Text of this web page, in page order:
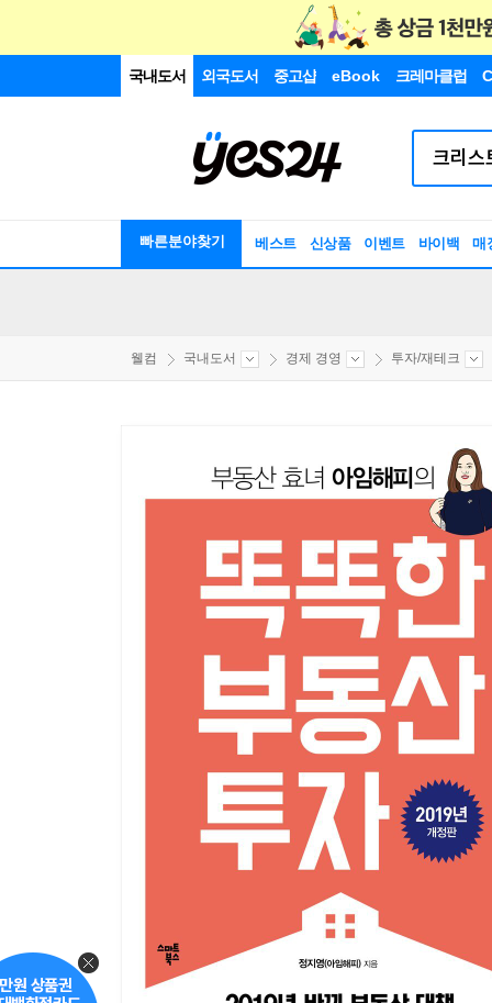
국내도서 외국도서 중고샵 eBook 크레마클럽
빠른분야찾기 베스트 신상품 이벤트 바이백 매
웰컴 국내도서 경제 경영 투자/재테크